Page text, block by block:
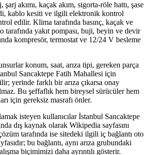
akımı, kaçak akım, sigorta-röle hattı, şase
kablo kesiti ve ilgili elektronik kontrol
edilir. Klima tarafında basınç, kaçak ve
tarafında yakıt pompası, buji, beyin ve devir
kompresör, termostat ve 12/24 V besleme
konum, saat, arıza tipi, gereken parça
Sancaktepe Fatih Mahallesi için
yerinde farklı bir arıza çıkarsa onay
Bu şeffaflık hem bireysel sürücüler hem
için gereksiz masrafı önler.
isteyen kullanıcılar İstanbul Sancaktepe
dış kaynak olarak Wikipedia sayfasını
tarafında ise sitedeki ilgili iç bağlantı oto
bu bağlantı, aynı arıza grubundaki
biçimimizi daha ayrıntılı gösterir.